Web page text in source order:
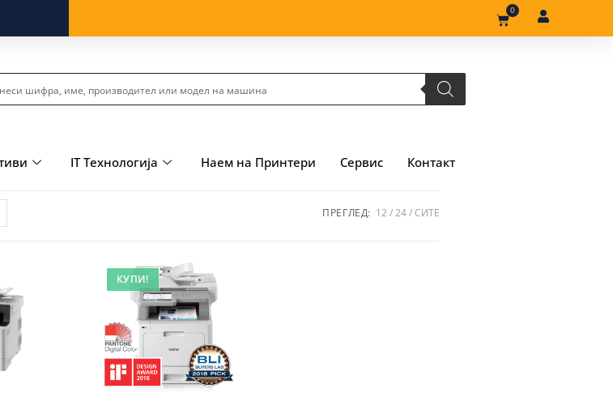
0
IT Технологија Наем на Принтери Сервис Контакт
ПРЕГЛЕД: 12 24 СИТЕ
КУПИ!